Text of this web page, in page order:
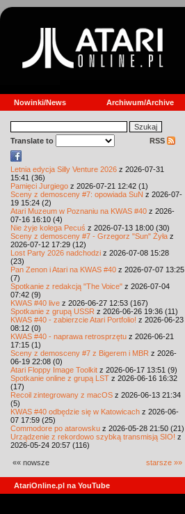
Nowinki/News Archiwum/Archive
Translate to RSS
Letnia edycja Silly Venture 2026 z 2026-07-31
15:41 (36)
Pamięci Jurgiego z 2026-07-21 12:42 (1)
Sceny z demosceny #7: opowiada SuN z 2026-07-
19 15:24 (2)
Atari Muzeum w Poznaniu na KWAS #40 z 2026-
07-16 16:10 (4)
Nie żyje kolega Pecuś z 2026-07-13 18:00 (30)
Sceny z demosceny #7 - Grzegorz "Sun" Żyła z
2026-07-12 17:29 (12)
Lost Party 2026 nadchodzi z 2026-07-08 15:28
(23)
Pan Zenon i Atari na KWAS #40 z 2026-07-07 13:25
(7)
Spotkanie z redakcją "The Voice" z 2026-07-04
07:42 (9)
KWAS #40 live z 2026-06-27 12:53 (167)
Spotkanie z grupą USSR z 2026-06-26 19:36 (11)
KWAS #40 - zabierzcie Atari Portfolio! z 2026-06-23
08:12 (0)
KWAS #40 - naprawa retrosprzętu z 2026-06-21
17:15 (1)
Sceny z demosceny #7 z Bigerem i MBR z 2026-
06-19 22:08 (0)
Atari Floppy Image Toolkit z 2026-06-17 13:51 (9)
Spotkanie online z grupą LST z 2026-06-16 16:32
(17)
Recoil zintegrowany z macOS z 2026-06-13 21:34
(5)
KWAS #40 odbędzie się w Katowicach z 2026-06-
07 17:59 (25)
Commodore po atarowsku z 2026-05-28 21:50 (21)
Urządzenie z rekordowo szybką transmisją SIO! z
2026-05-24 20:57 (116)
«« nowsze starsze »»
AtariOnline.pl na YouTube